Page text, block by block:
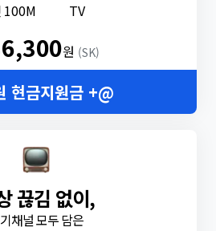
100M TV
원 (SK)
현금지원금 +@
끊김 없이,
채널 모두 담은